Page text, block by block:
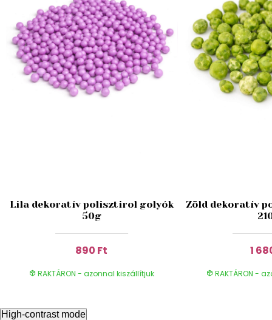
Lila dekoratív polisztirol golyók
50g
890 Ft
RAKTÁRON - azonnal kiszállítjuk
Zöld dekoratív
1
RAKTÁRON -
High-contrast mode